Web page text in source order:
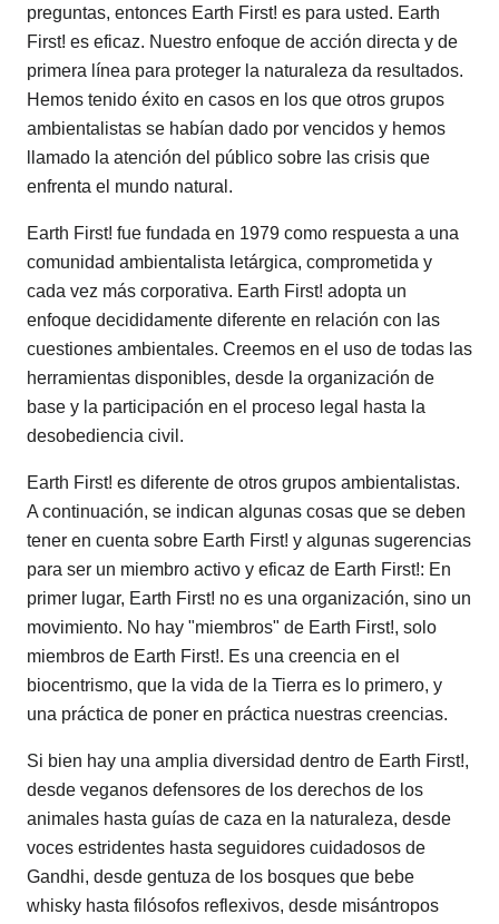
preguntas, entonces Earth First! es para usted. Earth
First! es eficaz. Nuestro enfoque de acción directa y de
primera línea para proteger la naturaleza da resultados.
Hemos tenido éxito en casos en los que otros grupos
ambientalistas se habían dado por vencidos y hemos
llamado la atención del público sobre las crisis que
enfrenta el mundo natural.
Earth First! fue fundada en 1979 como respuesta a una
comunidad ambientalista letárgica, comprometida y
cada vez más corporativa. Earth First! adopta un
enfoque decididamente diferente en relación con las
cuestiones ambientales. Creemos en el uso de todas las
herramientas disponibles, desde la organización de
base y la participación en el proceso legal hasta la
desobediencia civil.
Earth First! es diferente de otros grupos ambientalistas.
A continuación, se indican algunas cosas que se deben
tener en cuenta sobre Earth First! y algunas sugerencias
para ser un miembro activo y eficaz de Earth First!: En
primer lugar, Earth First! no es una organización, sino un
movimiento. No hay "miembros" de Earth First!, solo
miembros de Earth First!. Es una creencia en el
biocentrismo, que la vida de la Tierra es lo primero, y
una práctica de poner en práctica nuestras creencias.
Si bien hay una amplia diversidad dentro de Earth First!,
desde veganos defensores de los derechos de los
animales hasta guías de caza en la naturaleza, desde
voces estridentes hasta seguidores cuidadosos de
Gandhi, desde gentuza de los bosques que bebe
whisky hasta filósofos reflexivos, desde misántropos